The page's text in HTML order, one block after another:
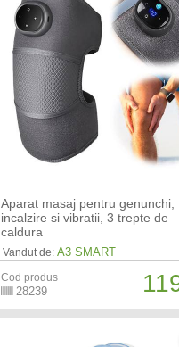
Aparat masaj pentru genunchi,
incalzire si vibratii, 3 trepte de
caldura
Vandut de: A3 SMART
Cod produs
28239